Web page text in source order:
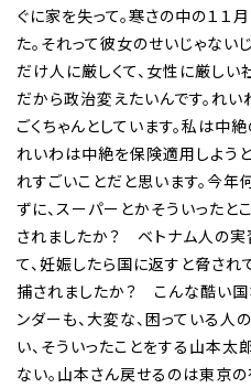
ぐに家を失って。寒さの中の１
た。それって彼女のせいじゃない
だけ人に厳しくて、女性に厳しい
だから政治変えたいんです。れ
ごくちゃんとしています。私は中
れいわは中絶を保険適用しよう
れすごいことだと思います。今
ずに、スーパーとかそういったと
されましたか？ ベトナム人の
て、妊娠したら国に返すと脅さ
捕されましたか？ こんな酷い国
ンダーも、大変な、困っている
い、そういったことをする山本
ない。山本さん戻せるのは東京